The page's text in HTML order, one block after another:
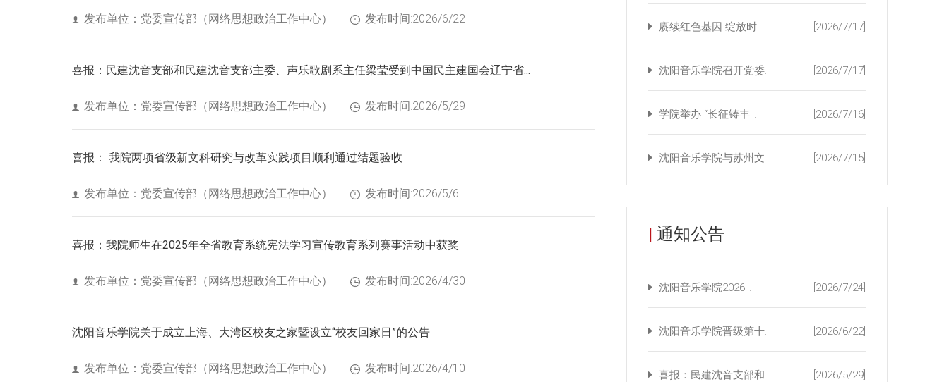
赓续红色基因 绽放时... [2026/7/17]
沈阳音乐学院召开党委... [2026/7/17]
学院举办 “长征铸丰... [2026/7/16]
沈阳音乐学院与苏州文... [2026/7/15]
| 通知公告
沈阳音乐学院2026... [2026/7/24]
沈阳音乐学院晋级第十... [2026/6/22]
喜报：民建沈音支部和... [2026/5/29]
发布单位：党委宣传部（网络思想政治工作中心） 发布时间:2026/6/22
喜报：民建沈音支部和民建沈音支部主委、声乐歌剧系主任梁莹受到中国民主建国会辽宁省...
发布单位：党委宣传部（网络思想政治工作中心） 发布时间:2026/5/29
喜报： 我院两项省级新文科研究与改革实践项目顺利通过结题验收
发布单位：党委宣传部（网络思想政治工作中心） 发布时间:2026/5/6
喜报：我院师生在2025年全省教育系统宪法学习宣传教育系列赛事活动中获奖
发布单位：党委宣传部（网络思想政治工作中心） 发布时间:2026/4/30
沈阳音乐学院关于成立上海、大湾区校友之家暨设立“校友回家日”的公告
发布单位：党委宣传部（网络思想政治工作中心） 发布时间:2026/4/10